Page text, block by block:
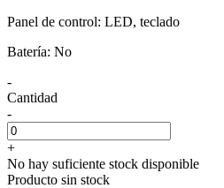
Panel de control: LED, teclado
Batería: No
-
Cantidad
-
+
No hay suficiente stock disponible
Producto sin stock